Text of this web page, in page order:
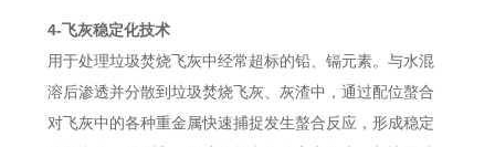
4-飞灰稳定化技术
用于处理垃圾焚烧飞灰中经常超标的铅、镉元素。与水混
溶后渗透并分散到垃圾焚烧飞灰、灰渣中，通过配位螯合
对飞灰中的各种重金属快速捕捉发生螯合反应，形成稳定